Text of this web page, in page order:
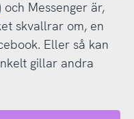
och Messenger är,
skvallrar om, en
Eller så kan
gillar andra